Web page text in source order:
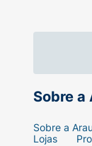
Sobre a
Sobre a
Lojas